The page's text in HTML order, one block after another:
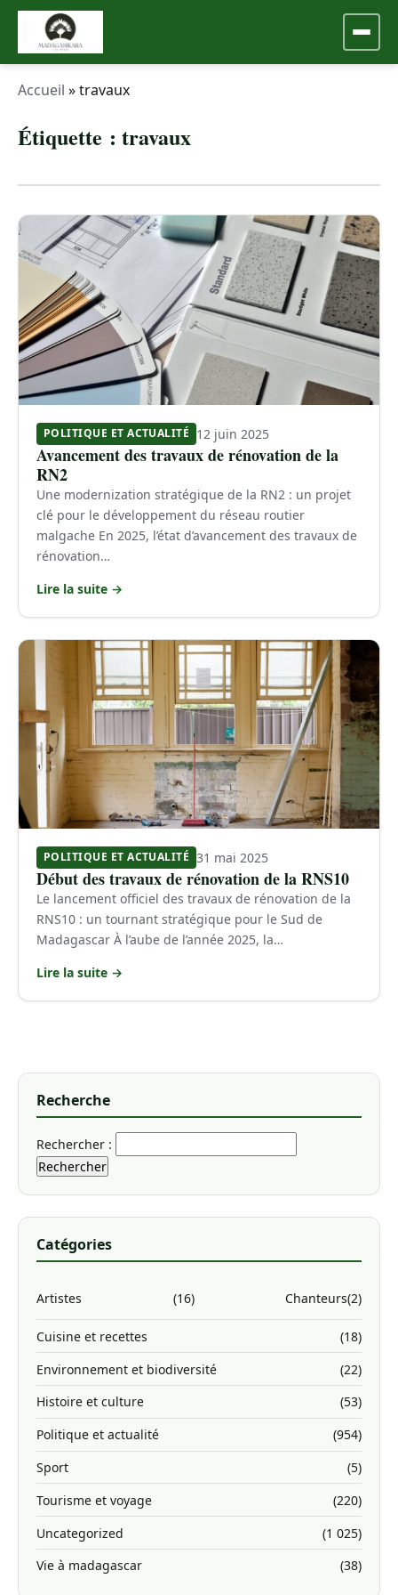
Accueil »travaux
Étiquette : travaux
POLITIQUE ET ACTUALITÉ 12 juin 2025
Avancement des travaux de rénovation de la
RN2
Une modernization stratégique de la RN2 : un projet
clé pour le développement du réseau routier
malgache En 2025, l’état d’avancement des travaux de
rénovation…
Lire la suite →
POLITIQUE ET ACTUALITÉ 31 mai 2025
Début des travaux de rénovation de la RNS10
Le lancement officiel des travaux de rénovation de la
RNS10 : un tournant stratégique pour le Sud de
Madagascar À l’aube de l’année 2025, la…
Lire la suite →
Recherche
Rechercher :
Catégories
Artistes (16) Chanteurs(2)
Cuisine et recettes
(18)
Environnement et biodiversité
(22)
Histoire et culture
(53)
Politique et actualité
(954)
Sport
(5)
Tourisme et voyage
(220)
Uncategorized
(1 025)
Vie à madagascar
(38)